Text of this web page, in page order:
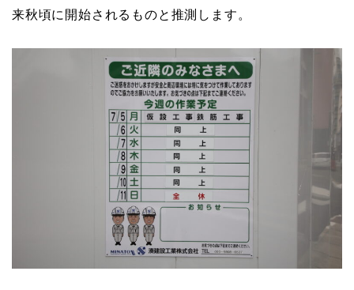
来秋頃に開始されるものと推測します。